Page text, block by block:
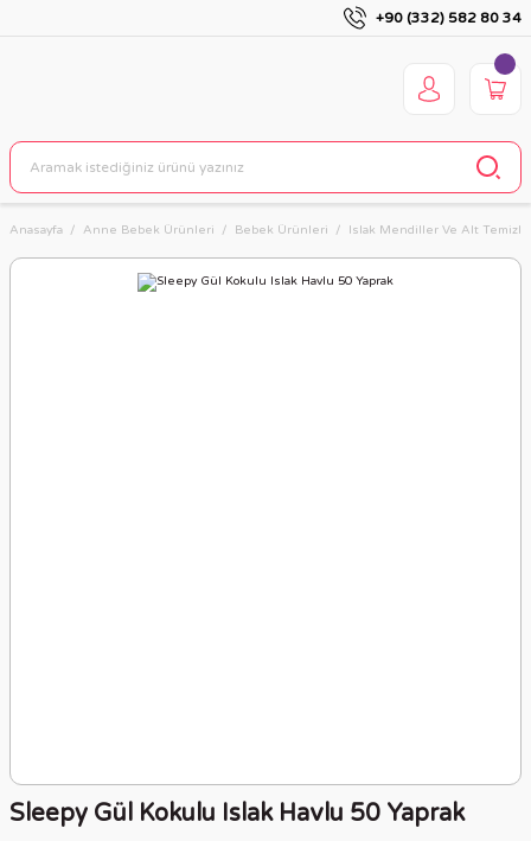
+90 (332) 582 80 34
Anasayfa Anne Bebek Ürünleri Bebek Ürünleri Islak Mendiller Ve Alt
Sleepy Gül Kokulu Islak Havlu 50 Yaprak